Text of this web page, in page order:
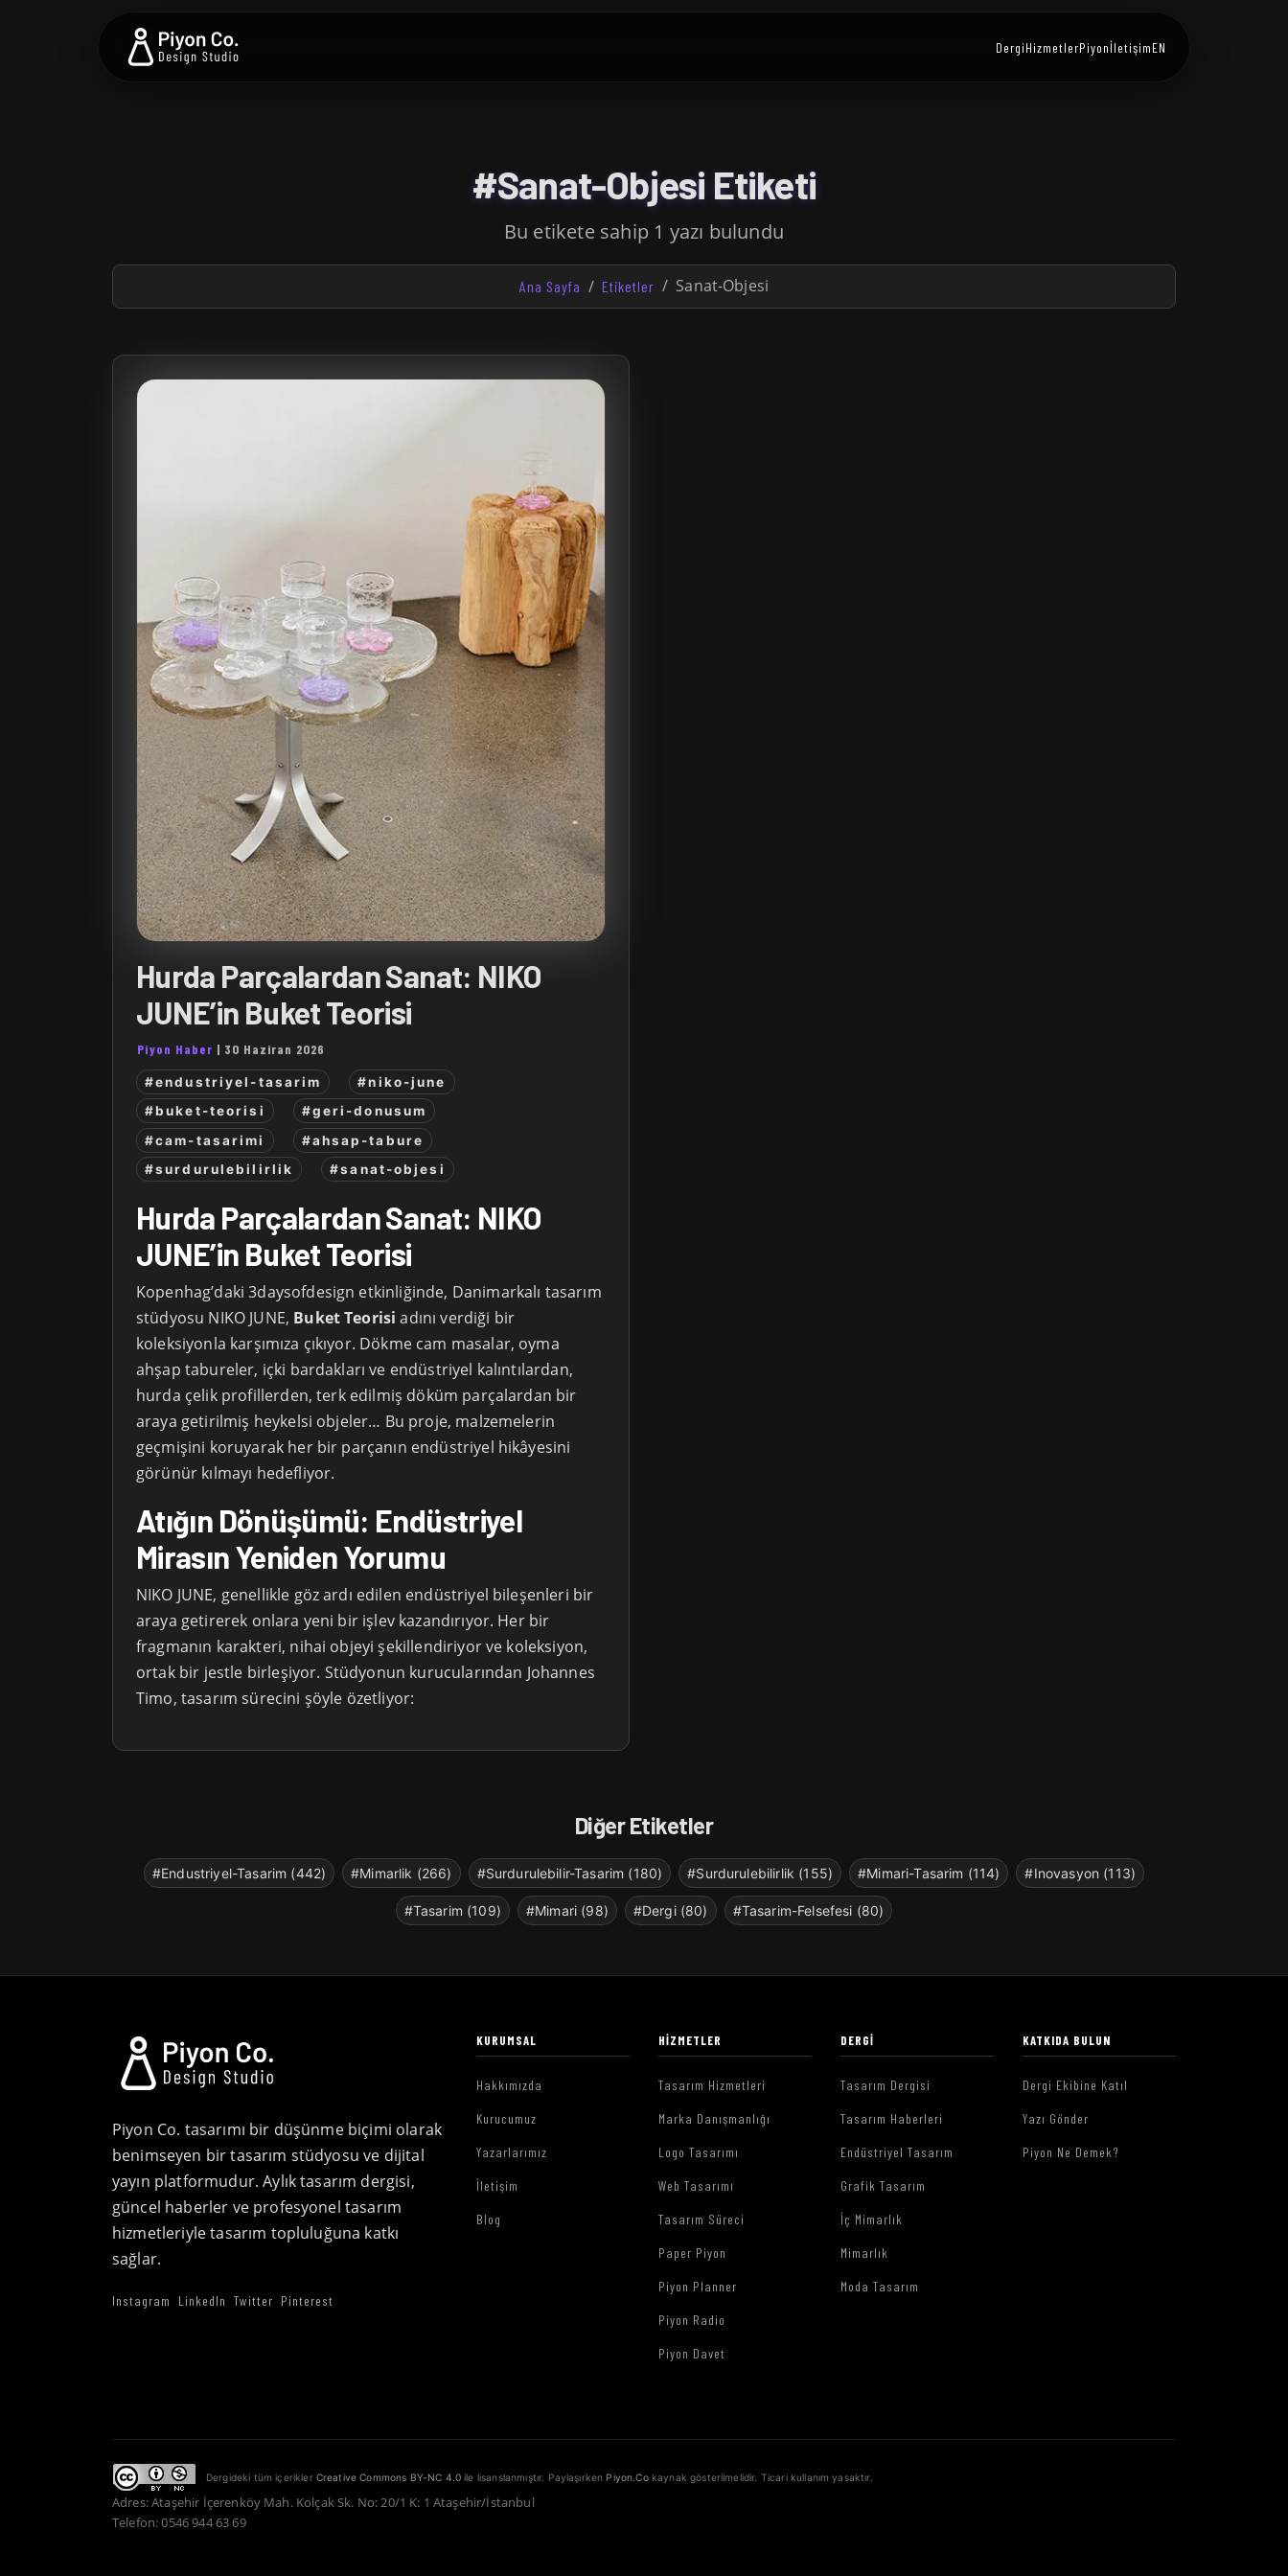
DergiHizmetlerPiyonİletişimEN
#Sanat-Objesi Etiketi
Bu etikete sahip 1 yazı bulundu
Ana Sayfa Etiketler Sanat-Objesi
Hurda Parçalardan Sanat: NIKO
JUNE’in Buket Teorisi
Piyon Haber | 30 Haziran 2026
#endustriyel-tasarim
#niko-june
#buket-teorisi
#geri-donusum
#cam-tasarimi
#ahsap-tabure
#surdurulebilirlik
#sanat-objesi
Hurda Parçalardan Sanat: NIKO
JUNE’in Buket Teorisi
Kopenhag’daki 3daysofdesign etkinliğinde, Danimarkalı tasarım
stüdyosu NIKO JUNE, Buket Teorisi adını verdiği bir
koleksiyonla karşımıza çıkıyor. Dökme cam masalar, oyma
ahşap tabureler, içki bardakları ve endüstriyel kalıntılardan,
hurda çelik profillerden, terk edilmiş döküm parçalardan bir
araya getirilmiş heykelsi objeler… Bu proje, malzemelerin
geçmişini koruyarak her bir parçanın endüstriyel hikâyesini
görünür kılmayı hedefliyor.
Atığın Dönüşümü: Endüstriyel
Mirasın Yeniden Yorumu
NIKO JUNE, genellikle göz ardı edilen endüstriyel bileşenleri bir
araya getirerek onlara yeni bir işlev kazandırıyor. Her bir
fragmanın karakteri, nihai objeyi şekillendiriyor ve koleksiyon,
ortak bir jestle birleşiyor. Stüdyonun kurucularından Johannes
Timo, tasarım sürecini şöyle özetliyor:
Diğer Etiketler
#Endustriyel-Tasarim (442) #Mimarlik (266) #Surdurulebilir-Tasarim (180) #Surdurulebilirlik (155) #Mimari-Tasarim (114) #Inovasyon (113)
#Tasarim (109) #Mimari (98) #Dergi (80) #Tasarim-Felsefesi (80)
Piyon Co. tasarımı bir düşünme biçimi olarak
benimseyen bir tasarım stüdyosu ve dijital
yayın platformudur. Aylık tasarım dergisi,
güncel haberler ve profesyonel tasarım
hizmetleriyle tasarım topluluğuna katkı
sağlar.
Instagram LinkedIn Twitter Pinterest
KURUMSAL
Hakkımızda
Kurucumuz
Yazarlarımız
İletişim
Blog
HIZMETLER
Tasarım Hizmetleri
Marka Danışmanlığı
Logo Tasarımı
Web Tasarımı
Tasarım Süreci
Paper Piyon
Piyon Planner
Piyon Radio
Piyon Davet
DERGI
Tasarım Dergisi
Tasarım Haberleri
Endüstriyel Tasarım
Grafik Tasarım
İç Mimarlık
Mimarlık
Moda Tasarım
KATKIDA BULUN
Dergi Ekibine Katıl
Yazı Gönder
Piyon Ne Demek?
Dergideki tüm içerikler Creative Commons BY-NC 4.0 ile lisanslanmıştır. Paylaşırken Piyon.Cokaynak gösterilmelidir. Ticari kullanım yasaktır.
Adres: Ataşehir İçerenköy Mah. Kolçak Sk. No: 20/1 K: 1 Ataşehir/İstanbul
Telefon: 0546 944 63 69